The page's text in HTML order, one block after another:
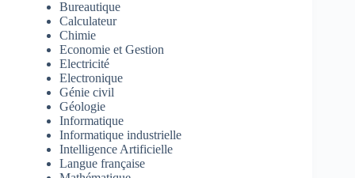
Bureautique
Calculateur
Chimie
Economie et Gestion
Electricité
Electronique
Génie civil
Géologie
Informatique
Informatique industrielle
Intelligence Artificielle
Langue française